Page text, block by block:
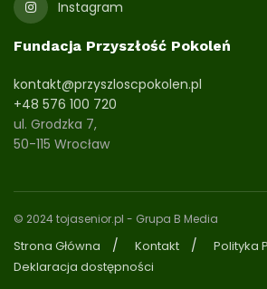
Instagram
Fundacja Przyszłość Pokoleń
kontakt@przyszloscpokolen.pl
+48 576 100 720
ul. Grodzka 7,
50-115 Wrocław
© 2024 tojasenior.pl - Grupa B Media
Strona Główna Kontakt
Polityka
Deklaracja dostępności